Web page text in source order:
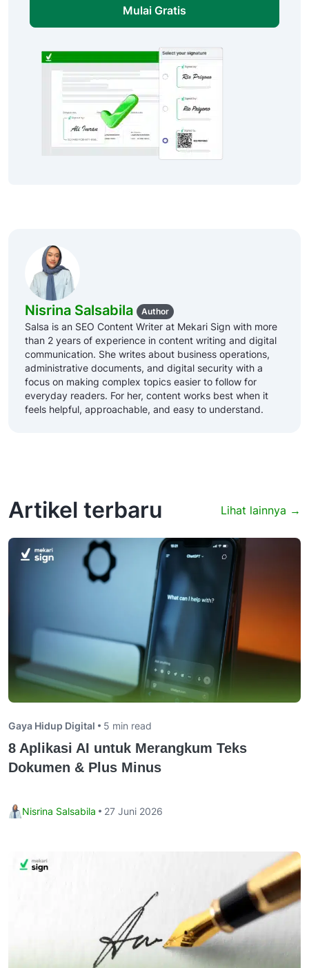
Mulai Gratis
Nisrina Salsabila Author
Salsa is an SEO Content Writer at Mekari Sign with more
than 2 years of experience in content writing and digital
communication. She writes about business operations,
administrative documents, and digital security with a
focus on making complex topics easier to follow for
everyday readers. For her, content works best when it
feels helpful, approachable, and easy to understand.
Artikel terbaru Lihat lainnya →
Gaya Hidup Digital 5 min read
8 Aplikasi AI untuk Merangkum Teks
Dokumen & Plus Minus
Nisrina Salsabila 27 Juni 2026